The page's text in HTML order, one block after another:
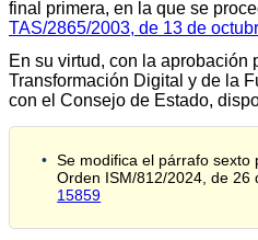
final primera, en la que se
TAS/2865/2003, de 13 de
En su virtud, con la aprobación
Transformación Digital y de la
con el Consejo de Estado,
Se modifica el párrafo sexto
Orden ISM/812/2024, de 26
15859